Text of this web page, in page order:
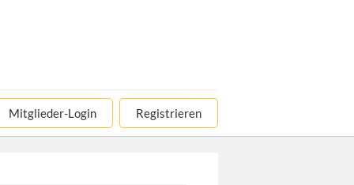
Mitglieder-Login Registrieren